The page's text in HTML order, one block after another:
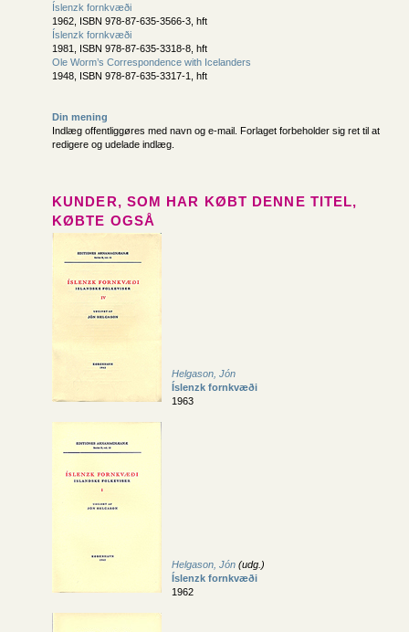
Íslenzk fornkvæði
1962, ISBN 978-87-635-3566-3, hft
Íslenzk fornkvæði
1981, ISBN 978-87-635-3318-8, hft
Ole Worm’s Correspondence with Icelanders
1948, ISBN 978-87-635-3317-1, hft
Din mening
Indlæg offentliggøres med navn og e-mail. Forlaget forbeholder sig ret til at
redigere og udelade indlæg.
KUNDER, SOM HAR KØBT DENNE TITEL,
KØBTE OGSÅ
Helgason, Jón
Íslenzk fornkvæði
1963
Helgason, Jón (udg.)
Íslenzk fornkvæði
1962